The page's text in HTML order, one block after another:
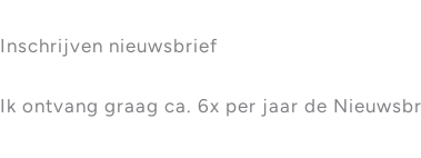
Inschrijven nieuwsbrief
Ik ontvang graag ca. 6x per jaar de